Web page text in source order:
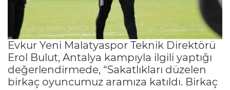
Evkur Yeni Malatyaspor Teknik Direktörü
Erol Bulut, Antalya kampıyla ilgili yaptığı
değerlendirmede, “Sakatlıkları düzelen
birkaç oyuncumuz aramıza katıldı. Birkaç